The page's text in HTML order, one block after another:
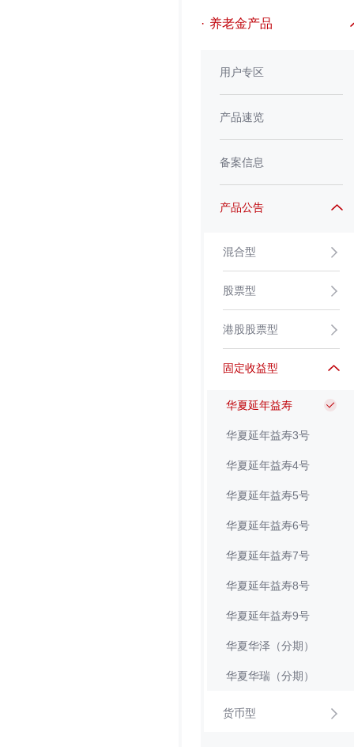
· 养老金产品
用户专区
产品速览
备案信息
产品公告
混合型
股票型
港股股票型
固定收益型
华夏延年益寿
华夏延年益寿3号
华夏延年益寿4号
华夏延年益寿5号
华夏延年益寿6号
华夏延年益寿7号
华夏延年益寿8号
华夏延年益寿9号
华夏华泽（分期）
华夏华瑞（分期）
货币型